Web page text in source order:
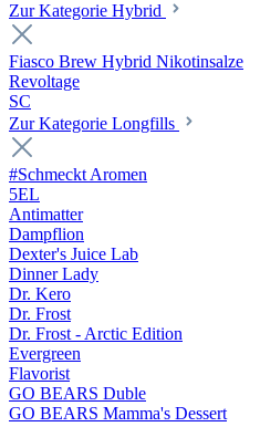
Zur Kategorie Hybrid
Fiasco Brew Hybrid Nikotinsalze
Revoltage
SC
Zur Kategorie Longfills
#Schmeckt Aromen
5EL
Antimatter
Dampflion
Dexter's Juice Lab
Dinner Lady
Dr. Kero
Dr. Frost
Dr. Frost - Arctic Edition
Evergreen
Flavorist
GO BEARS Duble
GO BEARS Mamma's Dessert